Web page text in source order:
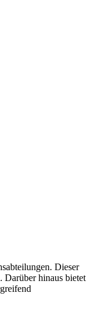
Dieser
Darüber hinaus bietet